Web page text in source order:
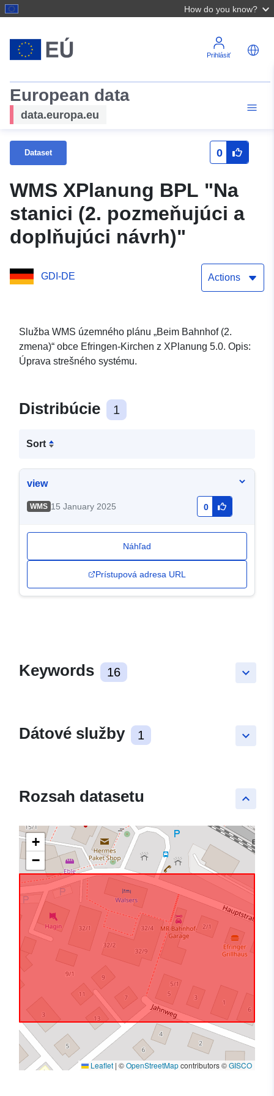
How do you know?
Prihlásiť
European data
data.europa.eu
Dataset 0
WMS XPlanung BPL "Na
stanici (2. pozmeňujúci a
doplňujúci návrh)"
GDI-DE Actions
Služba WMS územného plánu „Beim Bahnhof (2.
zmena)“ obce Efringen-Kirchen z XPlanung 5.0. Opis:
Úprava strešného systému.
Distribúcie 1
Sort
view
WMS 15 January 2025 0
Náhľad
Prístupová adresa URL
keyboard_arrow_down
Keywords 16
keyboard_arrow_down
Dátové služby 1
keyboard_arrow_up
Rozsah datasetu
+
−
Leaflet | ©OpenStreetMapcontributors ©GISCO